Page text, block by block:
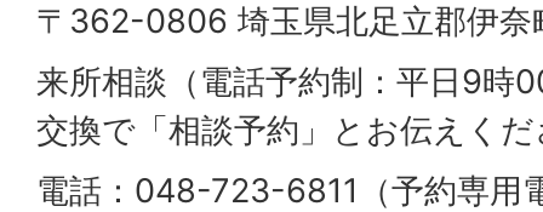
〒362-0806 埼玉県北足立郡伊
来所相談（電話予約制：平日9時
交換で「相談予約」とお伝えく
電話：048-723-6811（予約専用